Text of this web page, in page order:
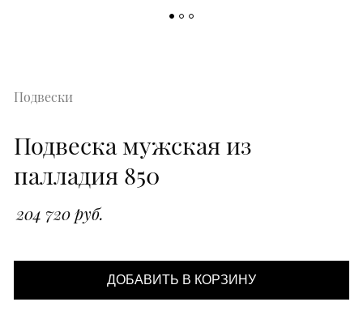
Подвески
Подвеска мужская из
палладия 850
204 720 руб.
ДОБАВИТЬ В КОРЗИНУ